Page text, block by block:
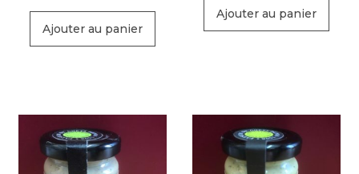
Ajouter au panier
Ajouter au panier